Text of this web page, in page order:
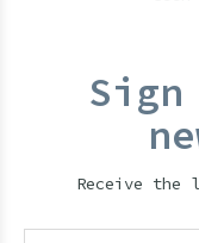
Receive the